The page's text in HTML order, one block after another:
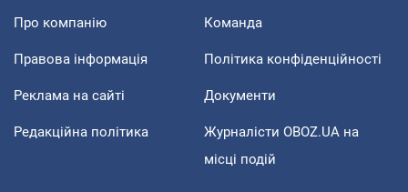
Про компанію Команда
Правова інформація Політика конфіденційності
Реклама на сайті Документи
Редакційна політика
Журналісти OBOZ.UA на
місці подій